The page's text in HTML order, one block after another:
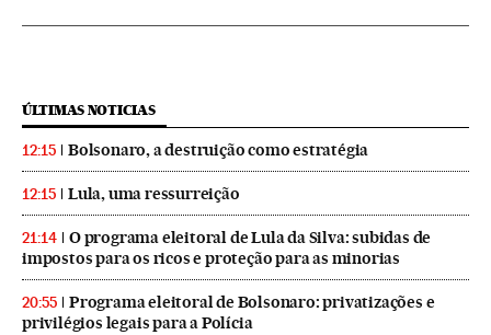
ÚLTIMAS NOTICIAS
12:15 Bolsonaro, a destruição como estratégia
12:15 Lula, uma ressurreição
21:14
O programa eleitoral de Lula da Silva: subidas de
impostos para os ricos e proteção para as minorias
20:55
Programa eleitoral de Bolsonaro: privatizações e
privilégios legais para a Polícia